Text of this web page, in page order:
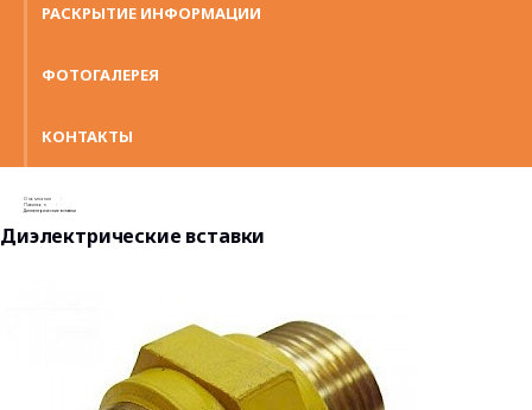
РАСКРЫТИЕ ИНФОРМАЦИИ
ФОТОГАЛЕРЕЯ
КОНТАКТЫ
О компании
Павильон
Диэлектрические вставки
Диэлектрические вставки